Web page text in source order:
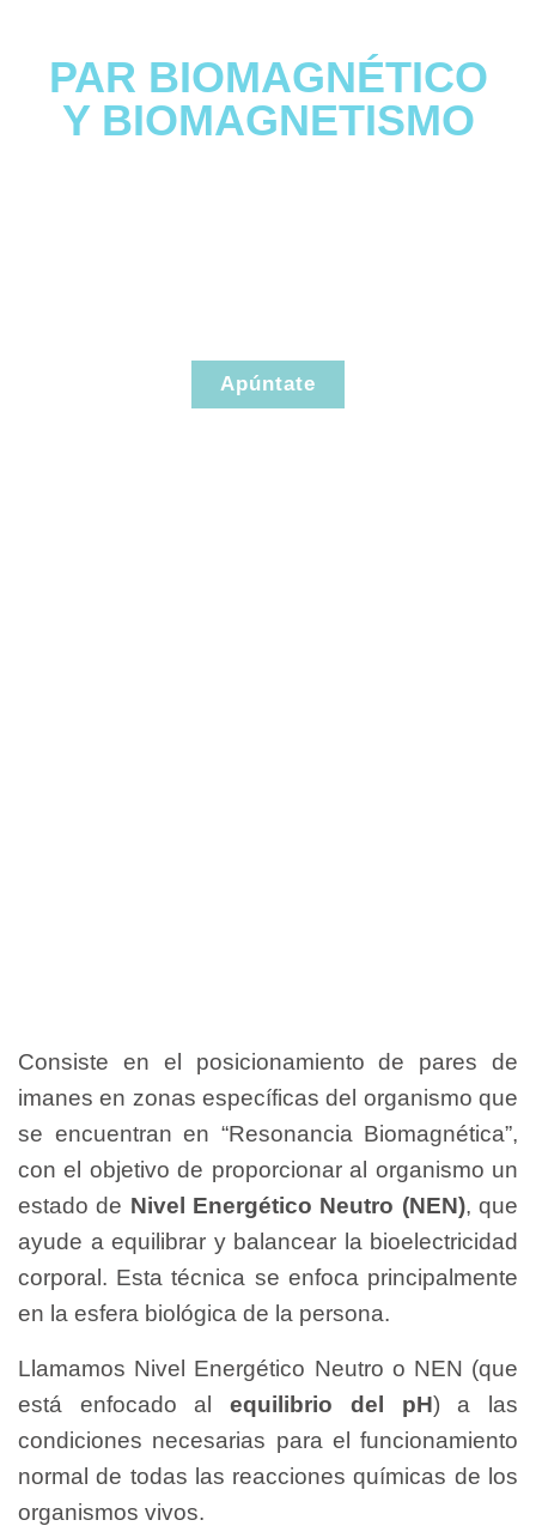
PAR BIOMAGNÉTICO
Y BIOMAGNETISMO
Apúntate
Consiste en el posicionamiento de pares de
imanes en zonas específicas del organismo que
se encuentran en “Resonancia Biomagnética”,
con el objetivo de proporcionar al organismo un
estado de Nivel Energético Neutro (NEN), que
ayude a equilibrar y balancear la bioelectricidad
corporal. Esta técnica se enfoca principalmente
en la esfera biológica de la persona.
Llamamos Nivel Energético Neutro o NEN (que
está enfocado alequilibrio del pH) a las
condiciones necesarias para el funcionamiento
normal de todas las reacciones químicas de los
organismos vivos.